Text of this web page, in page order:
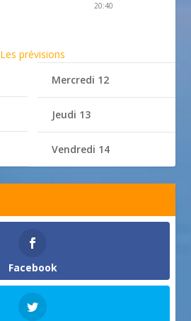
20:40
Les prévisions
Mercredi 12
Jeudi 13
Vendredi 14
Facebook